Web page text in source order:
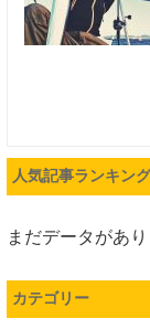
人気記事ランキング
まだデータがあり
カテゴリー